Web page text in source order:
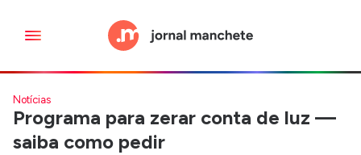
Notícias
Programa para zerar conta de luz —
saiba como pedir